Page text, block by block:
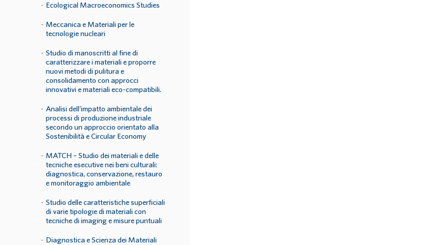
Ecological Macroeconomics Studies
Meccanica e Materiali per le
tecnologie nucleari
Studio di manoscritti al fine di
caratterizzare i materiali e proporre
nuovi metodi di pulitura e
consolidamento con approcci
innovativi e materiali eco-compatibili.
Analisi dell’impatto ambientale dei
processi di produzione industriale
secondo un approccio orientato alla
Sostenibilità e Circular Economy
MATCH – Studio dei materiali e delle
tecniche esecutive nei beni culturali:
diagnostica, conservazione, restauro
e monitoraggio ambientale
Studio delle caratteristiche superficiali
di varie tipologie di materiali con
tecniche di imaging e misure puntuali
Diagnostica e Scienza dei Materiali